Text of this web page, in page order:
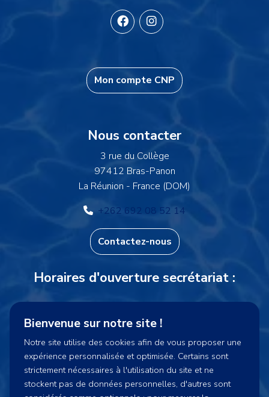
Mon compte CNP
Nous contacter
3 rue du Collège
97412 Bras-Panon
La Réunion - France (DOM)
+262 692 08 52 14
Contactez-nous
Horaires d'ouverture secrétariat :
Mercredi : 14h00-16h15
cnpsecretariat@gmail.com
Bienvenue sur notre site !
Notre site utilise des cookies afin de vous proposer une
expérience personnalisée et optimisée. Certains sont
strictement nécessaires à l'utilisation du site et ne
stockent pas de données personnelles, d'autres sont